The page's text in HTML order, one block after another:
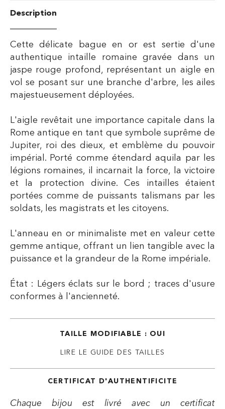
Description
Cette délicate bague en or est sertie d'une
authentique intaille romaine gravée dans un
jaspe rouge profond, représentant un aigle en
vol se posant sur une branche d'arbre, les ailes
majestueusement déployées.
L'aigle revêtait une importance capitale dans la
Rome antique en tant que symbole suprême de
Jupiter, roi des dieux, et emblème du pouvoir
impérial. Porté comme étendard aquila par les
légions romaines, il incarnait la force, la victoire
et la protection divine. Ces intailles étaient
portées comme de puissants talismans par les
soldats, les magistrats et les citoyens.
L'anneau en or minimaliste met en valeur cette
gemme antique, offrant un lien tangible avec la
puissance et la grandeur de la Rome impériale.
État : Légers éclats sur le bord ; traces d'usure
conformes à l'ancienneté.
TAILLE MODIFIABLE : OUI
LIRE LE GUIDE DES TAILLES
CERTIFICAT D'AUTHENTIFICITE
Chaque bijou est livré avec un certificat